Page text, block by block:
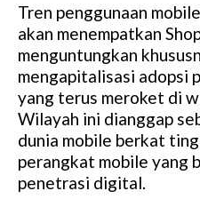
Tren penggunaan
akan menempatkan
menguntungkan
mengapitalisasi adopsi
yang terus meroket di
Wilayah ini dianggap
dunia mobile berkat
perangkat mobile yang
penetrasi digital.